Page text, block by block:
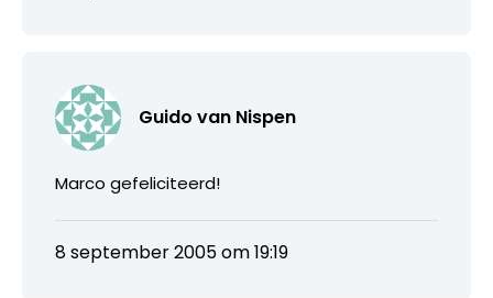
Guido van Nispen
Marco gefeliciteerd!
8 september 2005 om 19:19